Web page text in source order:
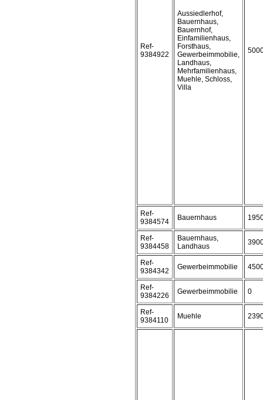
Ref-
9384922
Aussiedlerhof,
Bauernhaus,
Bauernhof,
Einfamilienhaus,
Forsthaus,
Gewerbeimmobilie,
Landhaus,
Mehrfamilienhaus,
Muehle, Schloss,
Villa
Ref-
9384574
Bauernhaus
Ref-
9384458
Bauernhaus,
Landhaus
Ref-
9384342
Gewerbeimmobilie
Ref-
9384226
Gewerbeimmobilie 0
Ref-
9384110
Muehle